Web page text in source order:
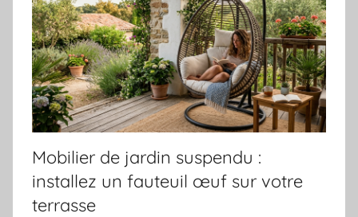
Mobilier de jardin suspendu :
installez un fauteuil œuf sur votre
terrasse